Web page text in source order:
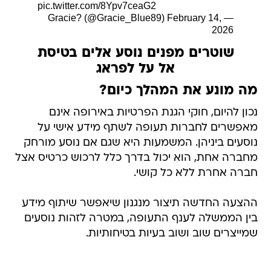
pic.twitter.com/8Ypv7ceaG2
— Gracie? (@Gracie_Blue89)
February 14,
2026
שוטרים מפנים נוסע אלים בטיסת
אל על לפראג
מה מונע את המהלך כיום?
נכון להיום, חוקי הגנת הפרטיות באירופה אינם
מאפשרים לחברות תעופה לשתף מידע אישי על
נוסעים ביניהן. המשמעות היא שגם אם נוסע מורחק
מחברה אחת, הוא יכול בדרך כלל לרכוש כרטיס אצל
חברה אחרת ללא כל קושי.
ההצעה החדשה תיצור מנגנון שיאפשר שיתוף מידע
בין הממשלה לענף התעופה, במטרה לזהות נוסעים
שמייצרים שוב ושוב בעיות בטיחותיות.